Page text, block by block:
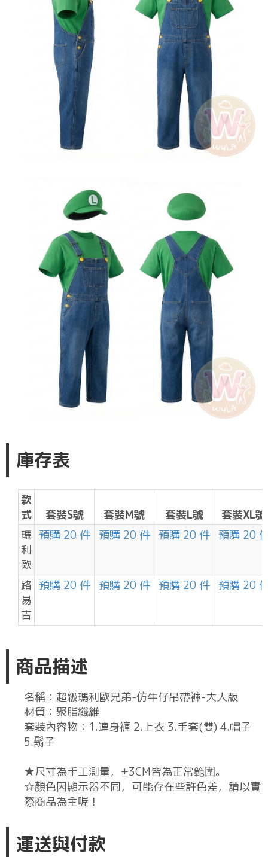
庫存表
款
式
套裝S號 套裝M號 套裝L號
套裝XL號
瑪
利
歐
預購 20 件 預購 20 件 預購 20 件 預購 20
路
易
吉
預購 20 件 預購 20 件 預購 20 件 預購 20
商品描述
名稱：超級瑪利歐兄弟-仿牛仔吊帶褲-大人版
材質：聚脂纖維
套裝內容物：1.連身褲 2.上衣 3.手套(雙) 4.帽子
5.鬍子
★尺寸為手工測量，±3CM皆為正常範圍。
☆顏色因顯示器不同，可能存在些許色差，請以實
際商品為主喔！
運送與付款